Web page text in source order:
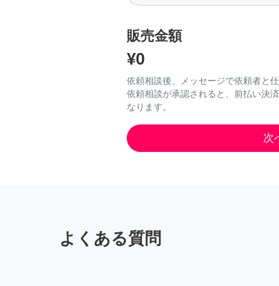
販売金額
¥0
依頼相談後、メッセージで依頼者と
依頼相談が承認されると、前払い決
なります。
よくある質問